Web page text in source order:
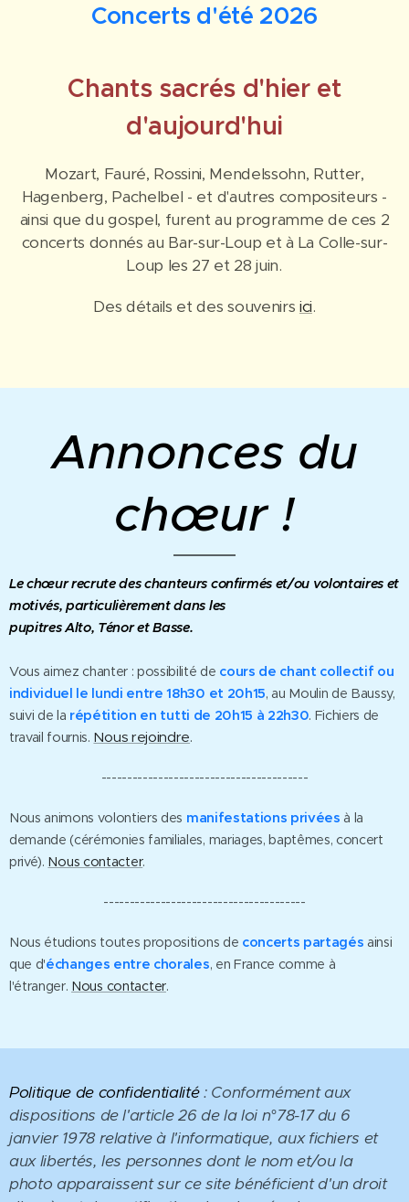
Concerts d'été 2026
Chants sacrés d'hier et
d'aujourd'hui
Mozart, Fauré, Rossini, Mendelssohn, Rutter,
Hagenberg, Pachelbel - et d'autres compositeurs -
ainsi que du gospel, furent au programme de ces 2
concerts donnés au Bar-sur-Loup et à La Colle-sur-
Loup les 27 et 28 juin.
Des détails et des souvenirs ici.
Annonces du
chœur !
Le chœur recrute des chanteurs confirmés et/ou volontaires et
motivés, particulièrement dans les
pupitres Alto, Ténor et Basse.
Vous aimez chanter : possibilité de cours de chant collectif ou
individuel le lundi entre 18h30 et 20h15, au Moulin de Baussy,
suivi de la répétition en tutti de 20h15 à 22h30. Fichiers de
travail fournis. Nous rejoindre.
----------------------------------------
Nous animons volontiers des manifestations privées à la
demande (cérémonies familiales, mariages, baptêmes, concert
privé). Nous contacter.
---------------------------------------
Nous étudions toutes propositions de concerts partagés ainsi
que d'échanges entre chorales, en France comme à
l'étranger. Nous contacter.
Politique de confidentialité: Conformément aux
dispositions de l'article 26 de la loi n°78-17 du 6
janvier 1978 relative à l'informatique, aux fichiers et
aux libertés, les personnes dont le nom et/ou la
photo apparaissent sur ce site bénéficient d'un droit